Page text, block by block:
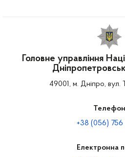
Головне управління
49001, м. Дніпро, вул.
Телефон
+38 (056) 756
Електронна